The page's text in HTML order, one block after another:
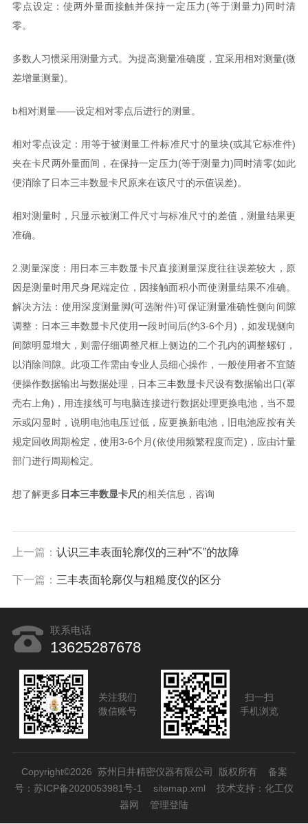
零点设定：使两外量面接触并保持一定压力(等于测量力)同时清
零。
多数人习惯采用测量方式。为提高测量准确度，宜采用相对测量(微
差增量测量)。
b相对测量——设定相对零点后进行的测量。
相对零点设定：用等于被测量工件标准尺寸的量块(或其它标准件)
夹在卡尺两外量面间，在保持一定压力(等于测量力)同时清零(如此
便消除了日本三丰数显卡尺原来在该尺寸的示值误差)。
相对测量时，只显示被测工件尺寸与标准尺寸的差值，测量结果更
准确。
2.测量深度：用日本三丰数显卡尺直接测量深度往往误差较大，原
因是测量时用尺身尾端定位，因接触面积小而使测量结果不准确。
解决方法：使用深度测量脚(可选附件)可保证测量准确性侧向间隙
调整：日本三丰数显卡尺使用一段时间后(约3-6个月)，如发现侧向
间隙明显增大，则需仔细调整尺框上侧边的二个孔内的调整螺钉，
以消除间隙。此项工作需由专业人员细心操作，一般使用者不宜随
便操作数据输出与数据处理，日本三丰数显卡尺设有数据输出口(罩
壳右上角)，用连接线可与电脑连接进行数据处理更换电池，当不显
示或闪显时，说明电池电压过低，应更换新电池，旧电池应按有关
规定回收周期检定，使用3-6个月(依使用频繁程度而定)，应由计量
部门进行周期检定。
想了解更多 日本三丰数显卡尺的相关信息，咨询
上一篇： 认识三丰表面轮廓仪的三种“不”的故障
下一篇： 三丰表面轮廓仪与粗糙度仪的区分
联系电话
13625287678
关注我们
微信账号
扫一扫
手机浏览
Copyright©2026 苏州日井精密仪器有限公司 版权所有 备案
号：苏ICP备2020053981号-1
sitemap.xml 技术支持： 化工仪
器网
管理登陆